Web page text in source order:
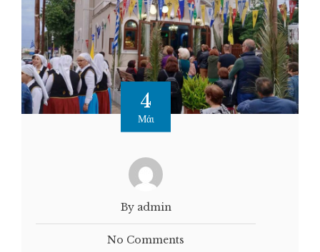
4
Μάι
By admin
No Comments